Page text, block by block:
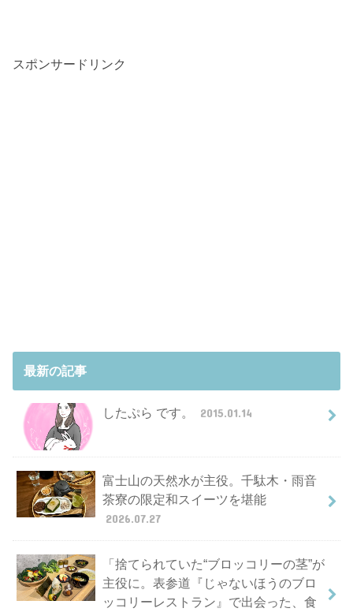
スポンサードリンク
最新の記事
したぷら です。 2015.01.14
富士山の天然水が主役。千駄木・雨音
茶寮の限定和スイーツを堪能
2026.07.27
「捨てられていた“ブロッコリーの茎”が
主役に。表参道『じゃないほうのブロ
ッコリーレストラン』で出会った、食